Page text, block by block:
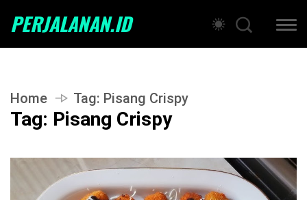
PERJALANAN.ID
Home Tag: Pisang Crispy
Tag: Pisang Crispy